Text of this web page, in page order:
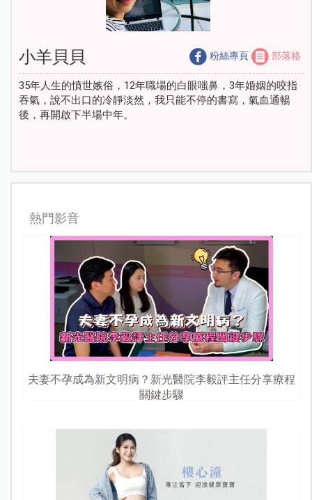
小羊貝貝 粉絲專頁 部落格
35年人生的憤世嫉俗，12年職場的白眼嗤鼻，3年婚姻的咬指
吞氣，說不出口的冷靜淡然，我只能不停的書寫，氣血通暢
後，再開啟下半場中年。
熱門影音
夫妻不孕成為新文明病？新光醫院李毅評主任分享療程
關鍵步驟